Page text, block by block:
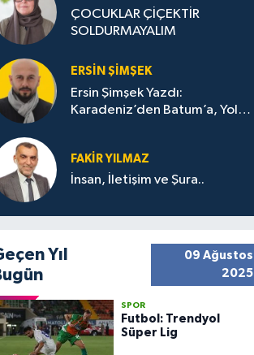
ÇOCUKLAR ÇİÇEKTİR
SOLDURMAYALIM
ERSIN ŞIMŞEK
Ersin Şimşek Yazdı:
Karadeniz’den Batum’a, Yolun
FAKIR YILMAZ
İnsan, İletişim ve Şura..
Yıl
09 Ağustos
2025
SPOR
Futbol: Trendyol
Süper Lig